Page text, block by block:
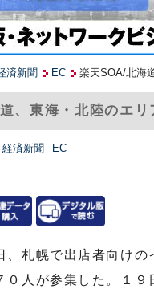
済新聞 EC 楽天SOA/北海
、東海・北陸のエリ
経済新聞
EC
、札幌で出店者向けの
０人が参集した。１